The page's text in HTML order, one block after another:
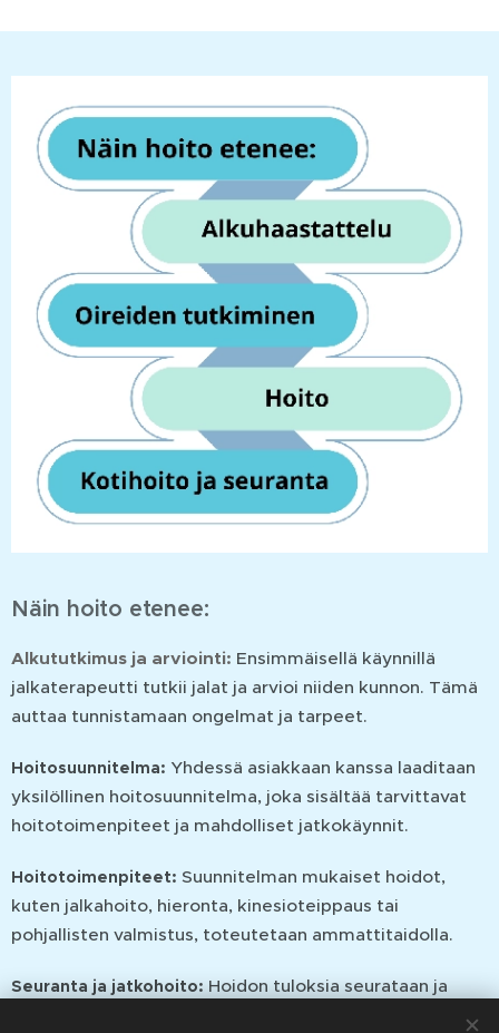
Näin hoito etenee:
Alkututkimus ja arviointi: Ensimmäisellä käynnillä
jalkaterapeutti tutkii jalat ja arvioi niiden kunnon. Tämä
auttaa tunnistamaan ongelmat ja tarpeet.
Hoitosuunnitelma: Yhdessä asiakkaan kanssa laaditaan
yksilöllinen hoitosuunnitelma, joka sisältää tarvittavat
hoitotoimenpiteet ja mahdolliset jatkokäynnit.
Hoitotoimenpiteet: Suunnitelman mukaiset hoidot,
kuten jalkahoito, hieronta, kinesioteippaus tai
pohjallisten valmistus, toteutetaan ammattitaidolla.
Seuranta ja jatkohoito: Hoidon tuloksia seurataan ja